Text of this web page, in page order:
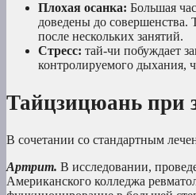
Плохая осанка: Большая
доведены до
после нескольких занятий.
Стресс: тай-чи побуждает
контролируемого дыхания,
Тайцзицюань при
В сочетании со стандартным
Артрит. В исследовании,
Американского колледжа